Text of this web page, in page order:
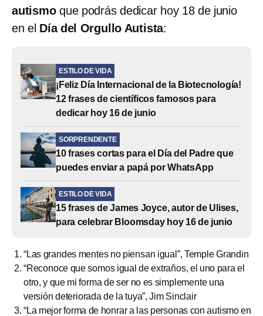
autismoque podrás dedicar hoy 18 de junio
en el Día del Orgullo Autista:
ESTILO DE VIDA
¡Feliz Día Internacional de la Biotecnología!
12 frases de científicos famosos para
dedicar hoy 16 de junio
SORPRENDENTE
10 frases cortas para el Día del Padre que
puedes enviar a papá por WhatsApp
ESTILO DE VIDA
15 frases de James Joyce, autor de Ulises,
para celebrar Bloomsday hoy 16 de junio
“Las grandes mentes no piensan igual”, Temple Grandin
“Reconoce que somos igual de extraños, el uno para el
otro, y que mi forma de ser no es simplemente una
versión deteriorada de la tuya”, Jim Sinclair
“La mejor forma de honrar a las personas con autismo en